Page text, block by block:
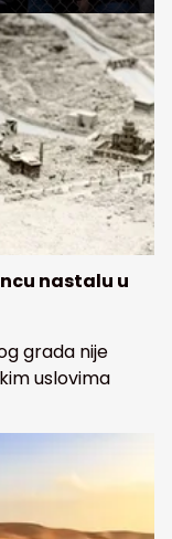
nastalu u
grada nije
uslovima